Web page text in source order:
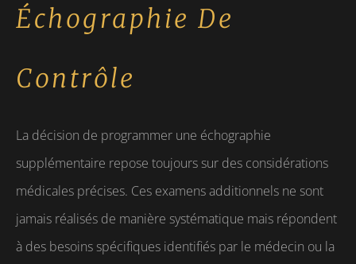
Échographie De
Contrôle
La décision de programmer une échographie
supplémentaire repose toujours sur des considérations
médicales précises. Ces examens additionnels ne sont
jamais réalisés de manière systématique mais répondent
à des besoins spécifiques identifiés par le médecin ou la